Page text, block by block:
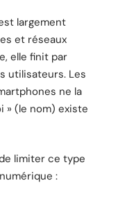
largement
et réseaux
elle finit par
utilisateurs. Les
ne la
» (le nom) existe
limiter ce type
: